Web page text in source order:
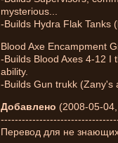
mysterious...
-Builds Hydra Flak Tanks
Blood Axe Encampment
-Builds Blood Axes 4-12 I
ability.
-Builds Gun trukk (Zany's
Добавлено (2008-05-
Перевод для не знающих